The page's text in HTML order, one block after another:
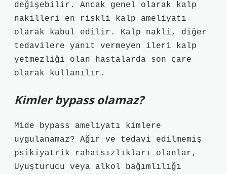
değişebilir. Ancak genel olarak kalp
nakilleri en riskli kalp ameliyatı
olarak kabul edilir. Kalp nakli, diğer
tedavilere yanıt vermeyen ileri kalp
yetmezliği olan hastalarda son çare
olarak kullanılır.
Kimler bypass olamaz?
Mide bypass ameliyatı kimlere
uygulanamaz? Ağır ve tedavi edilmemiş
psikiyatrik rahatsızlıkları olanlar,
Uyuşturucu veya alkol bağımlılığı